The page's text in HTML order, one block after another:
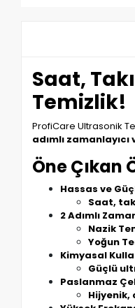
Saat,
Temizlik!
ProfiCare Ultrasonik
adımlı
Öne Çıkan
Hassas ve
Saat,
2 Adımlı
Nazik
Yoğun
Kimyasal
Güçlü
Paslanmaz
Hijyenik,